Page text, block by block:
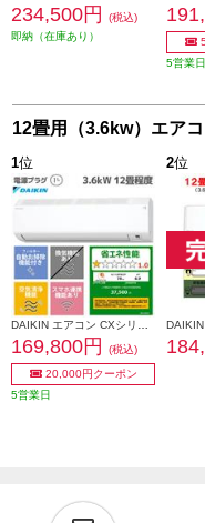
234,500円
(税込)
即納（在庫あり）
5営業日
12畳用（3.6kw）エア
1位
169,800円
(税込)
20,000円クーポン
5営業日
2位